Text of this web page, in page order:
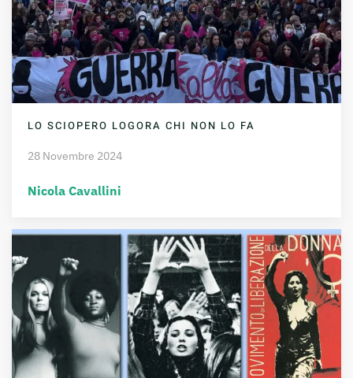
LO SCIOPERO LOGORA CHI NON LO FA
28 Novembre 2024
Nicola Cavallini